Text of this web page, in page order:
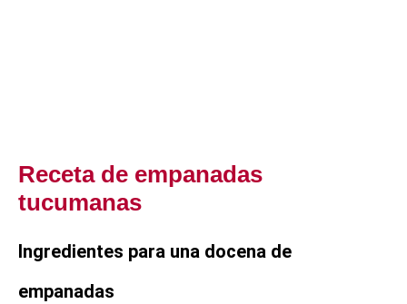
Receta de empanadas
tucumanas
Ingredientes para una docena de
empanadas